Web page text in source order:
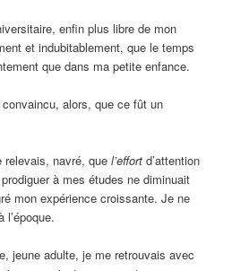
enfin plus libre de mon
et indubitablement, que le temps
que dans ma petite enfance.
alors, que ce fût un
relevais, navré, quel’effort d’attention
à mes études ne diminuait
mon expérience croissante. Je ne
l’époque.
jeune adulte, je me retrouvais avec